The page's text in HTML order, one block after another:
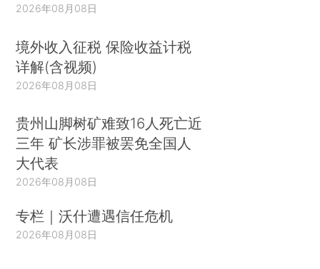
2026年08月08日
境外收入征税 保险收益计税
详解(含视频)
2026年08月08日
贵州山脚树矿难致16人死亡近
三年 矿长涉罪被罢免全国人
大代表
2026年08月08日
专栏｜沃什遭遇信任危机
2026年08月08日